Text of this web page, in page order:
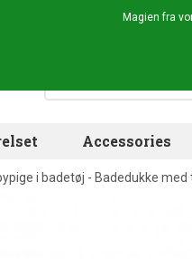
Magien fra
Accessories
i badetøj - Badedukke med